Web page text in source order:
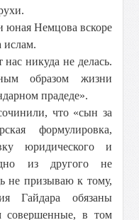
юная Немцова вскоре
ислам.
никуда не делась.
образом жизни
прадеде».
что «сын за
формулировка,
юридического и
из другого не
не призываю к тому,
Гайдара обязаны
совершенные, в том